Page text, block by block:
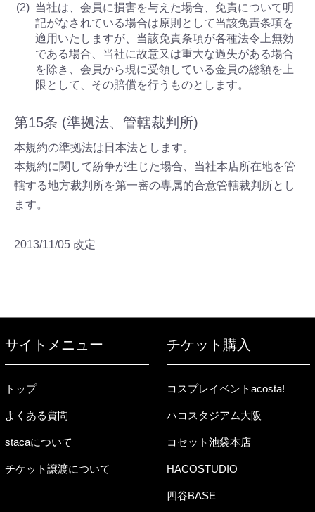
当社は、会員に損害を与えた場合、免責について明
記がなされている場合は原則として当該免責条項を
適用いたしますが、当該免責条項が各種法令上無効
である場合、当社に故意又は重大な過失がある場合
を除き、会員から現に受領している金員の総額を上
限として、その賠償を行うものとします。
第15条 (準拠法、管轄裁判所)
本規約の準拠法は日本法とします。
本規約に関して紛争が生じた場合、当社本店所在地を管
轄する地方裁判所を第一審の専属的合意管轄裁判所とし
ます。
2013/11/05 改定
サイトメニュー
トップ
よくある質問
stacaについて
チケット譲渡について
チケット購入
コスプレイベントacosta!
ハコスタジアム大阪
コセット池袋本店
HACOSTUDIO
四谷BASE